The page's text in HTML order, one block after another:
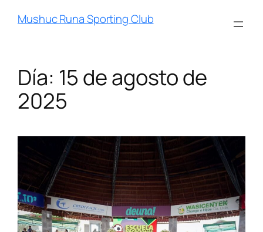
Mushuc Runa Sporting Club
Día: 15 de agosto de
2025